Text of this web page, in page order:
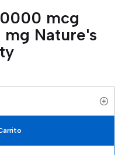
mcg
Nature's